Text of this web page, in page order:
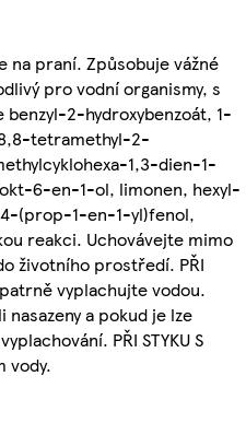
na praní. Způsobuje vážné
pro vodní organismy, s
benzyl-2-hydroxybenzoát, 1-
tetramethyl-2-
1,3-dien-1-
6-en-1-ol, limonen, hexyl-
(prop-1-en-1-yl)fenol,
reakci. Uchovávejte mimo
životního prostředí. PŘI
vyplachujte vodou.
a pokud je lze
PŘI STYKU S
vody.